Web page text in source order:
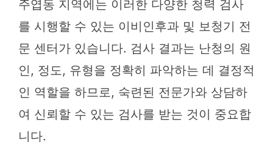
주엽동 지역에는 이러한 다양한 청력 검사
를 시행할 수 있는 이비인후과 및 보청기 전
문 센터가 있습니다. 검사 결과는 난청의 원
인, 정도, 유형을 정확히 파악하는 데 결정적
인 역할을 하므로, 숙련된 전문가와 상담하
여 신뢰할 수 있는 검사를 받는 것이 중요합
니다.